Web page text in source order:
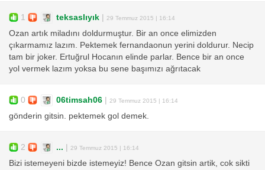
1 teksaslıyık 29 Temmuz 2015 | 16:14
Ozan artık miladını doldurmuştur. Bir an once elimizden
çıkarmamız lazım. Pektemek fernandaonun yerini doldurur. Necip
tam bir joker. Ertuğrul Hocanın elinde parlar. Bence bir an once
yol vermek lazım yoksa bu sene başımızı ağrıtacak
0 06timsah06 29 Temmuz 2015 | 16:14
gönderin gitsin. pektemek gol demek.
2 ... 29 Temmuz 2015 | 16:14
Bizi istemeyeni bizde istemeyiz! Bence Ozan gitsin artik, cok sikti